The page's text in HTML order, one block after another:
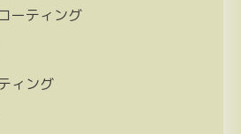
ーティング
ィング